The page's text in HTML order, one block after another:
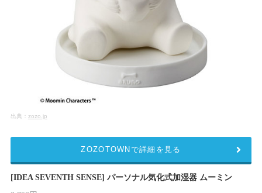
出典： zozo.jp
[IDEA SEVENTH SENSE] パーソナル気化式加湿器 ムーミン
ZOZOTOWNで詳細を見る